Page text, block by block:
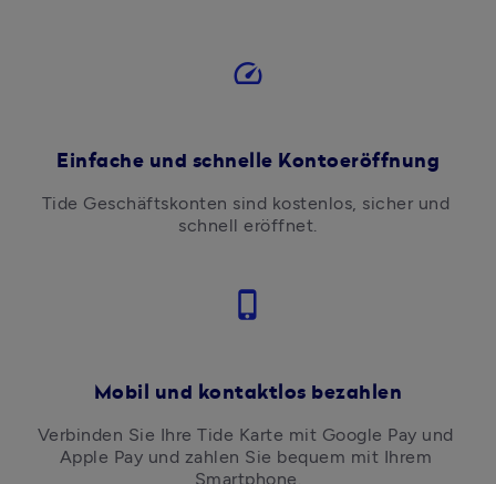
speed
Einfache und schnelle Kontoeröffnung
Tide Geschäftskonten sind kostenlos, sicher und
schnell eröffnet.
phone_iphone
Mobil und kontaktlos bezahlen
Verbinden Sie Ihre Tide Karte mit Google Pay und
Apple Pay und zahlen Sie bequem mit Ihrem
Smartphone.